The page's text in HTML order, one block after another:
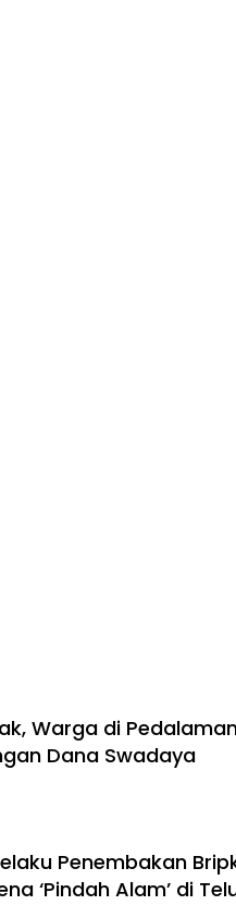
Warga di
Dana Swadaya
Penembakan
‘Pindah Alam’ di